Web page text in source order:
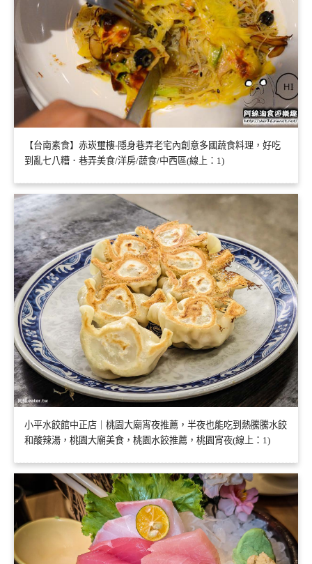
【台南素食】赤崁璽樓-隱身巷弄老宅內創意多國蔬食料理，好吃
到亂七八糟．巷弄美食/洋房/蔬食/中西區(線上：1)
小平水餃館中正店｜桃園大廟宵夜推薦，半夜也能吃到熱騰騰水餃
和酸辣湯，桃園大廟美食，桃園水餃推薦，桃園宵夜(線上：1)